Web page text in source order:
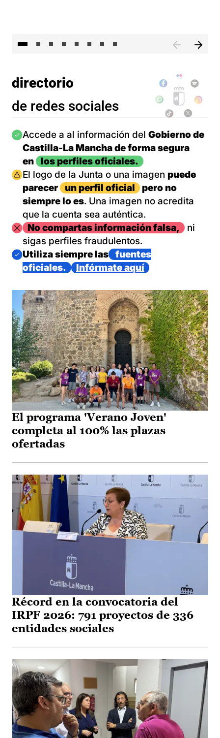
directorio
de redes sociales
Imagen
Accede a al información del Gobierno de
Castilla-La Mancha de forma segura
en
los perfiles oficiales.
Imagen
El logo de la Junta o una imagen puede
parecer
un perfil oficial
pero no
siempre lo es. Una imagen no acredita
que la cuenta sea auténtica.
ImagenNo compartas información falsa,
ni
sigas perfiles fraudulentos.
Imagen
Utiliza siempre las
fuentes
oficiales.
Infórmate aquí
El programa 'Verano Joven'
completa al 100% las plazas
ofertadas
Récord en la convocatoria del
IRPF 2026: 791 proyectos de 336
entidades sociales